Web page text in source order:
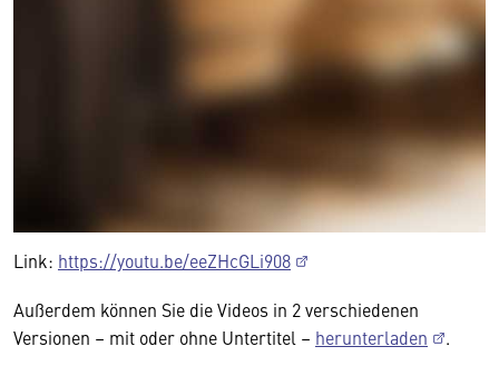
Link: https://youtu.be/eeZHcGLi908
Außerdem können Sie die Videos in 2 verschiedenen
Versionen – mit oder ohne Untertitel – herunterladen .